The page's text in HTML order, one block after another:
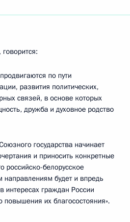
по пути
развития политических,
связей, в основе которых
дружба и духовное родство
государства начинает
и приносить конкретные
российско-белорусское
направлениям будет и впредь
интересах граждан России
повышения их благосостояния».